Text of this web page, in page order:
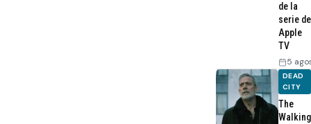
de la
serie de
Apple
TV
5
DEAD
CITY
The
Walking